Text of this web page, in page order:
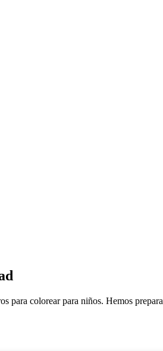
para colorear para niños. Hemos